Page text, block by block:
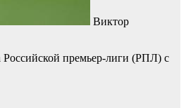
Виктор
премьер-лиги (РПЛ) с